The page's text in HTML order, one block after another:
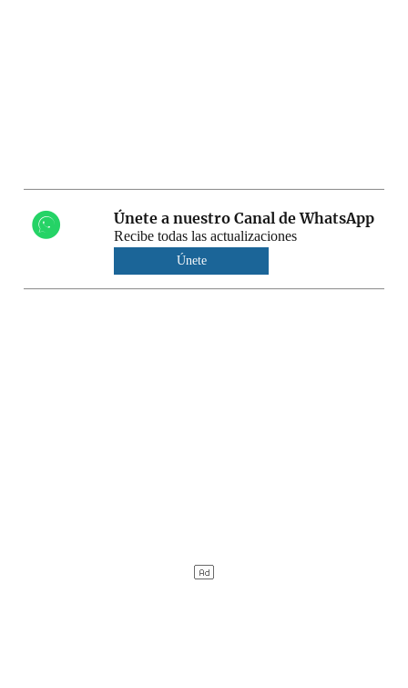
Únete a nuestro Canal de WhatsApp
Recibe todas las actualizaciones
Únete